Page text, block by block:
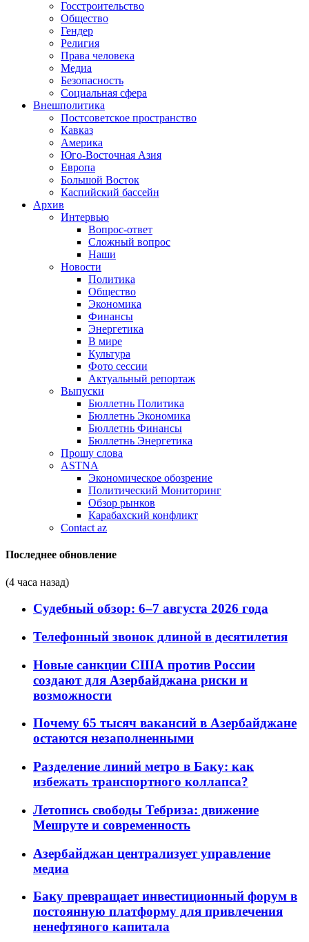
Госстроительство
Общество
Гендер
Религия
Права человека
Медиа
Безопасность
Социальная сфера
Внешполитика
Постсоветское пространство
Кавказ
Америка
Юго-Восточная Азия
Европа
Большой Восток
Каспийский бассейн
Архив
Интервью
Вопрос-ответ
Сложный вопрос
Наши
Новости
Политика
Общество
Экономика
Финансы
Энергетика
В мире
Культура
Фото сессии
Актуальный репортаж
Выпуски
Бюллетнь Политика
Бюллетнь Экономика
Бюллетнь Финансы
Бюллетнь Энергетика
Прошу слова
ASTNA
Экономическое обозрение
Политический Мониторинг
Обзор рынков
Карабахский конфликт
Contact az
Последнее обновление
(4 часа назад)
Судебный обзор: 6–7 августа 2026 года
Телефонный звонок длиной в десятилетия
Новые санкции США против России
создают для Азербайджана риски и
возможности
Почему 65 тысяч вакансий в Азербайджане
остаются незаполненными
Разделение линий метро в Баку: как
избежать транспортного коллапса?
Летопись свободы Тебриза: движение
Мешруте и современность
Азербайджан централизует управление
медиа
Баку превращает инвестиционный форум в
постоянную платформу для привлечения
ненефтяного капитала